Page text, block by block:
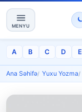
MENYU
A B C D E
Ana Səhifə Yuxu Yozma